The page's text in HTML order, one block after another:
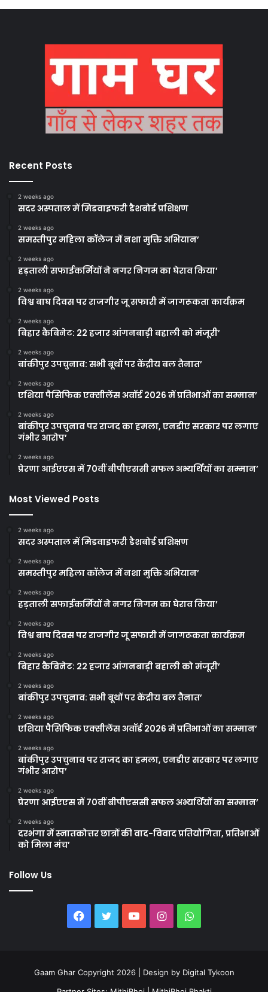
Recent Posts
2 weeks ago
सदर अस्पताल में मिडवाइफरी डैशबोर्ड प्रशिक्षण
2 weeks ago
समस्तीपुर महिला कॉलेज में नशा मुक्ति अभियान’
2 weeks ago
हड़ताली सफाईकर्मियों ने नगर निगम का घेराव किया’
2 weeks ago
विश्व बाघ दिवस पर राजगीर जू सफारी में जागरूकता कार्यक्रम
2 weeks ago
बिहार कैबिनेट: 22 हजार आंगनबाड़ी बहाली को मंजूरी’
2 weeks ago
बांकीपुर उपचुनाव: सभी बूथों पर केंद्रीय बल तैनात’
2 weeks ago
एशिया पैसिफिक एक्सीलेंस अवॉर्ड 2026 में प्रतिभाओं का सम्मान’
2 weeks ago
बांकीपुर उपचुनाव पर राजद का हमला, एनडीए सरकार पर लगाए
गंभीर आरोप’
2 weeks ago
प्रेरणा आईएएस में 70वीं बीपीएससी सफल अभ्यर्थियों का सम्मान’
Most Viewed Posts
2 weeks ago
सदर अस्पताल में मिडवाइफरी डैशबोर्ड प्रशिक्षण
2 weeks ago
समस्तीपुर महिला कॉलेज में नशा मुक्ति अभियान’
2 weeks ago
हड़ताली सफाईकर्मियों ने नगर निगम का घेराव किया’
2 weeks ago
विश्व बाघ दिवस पर राजगीर जू सफारी में जागरूकता कार्यक्रम
2 weeks ago
बिहार कैबिनेट: 22 हजार आंगनबाड़ी बहाली को मंजूरी’
2 weeks ago
बांकीपुर उपचुनाव: सभी बूथों पर केंद्रीय बल तैनात’
2 weeks ago
एशिया पैसिफिक एक्सीलेंस अवॉर्ड 2026 में प्रतिभाओं का सम्मान’
2 weeks ago
बांकीपुर उपचुनाव पर राजद का हमला, एनडीए सरकार पर लगाए
गंभीर आरोप’
2 weeks ago
प्रेरणा आईएएस में 70वीं बीपीएससी सफल अभ्यर्थियों का सम्मान’
2 weeks ago
दरभंगा में स्नातकोत्तर छात्रों की वाद-विवाद प्रतियोगिता, प्रतिभाओं
को मिला मंच’
Follow Us
Facebook
TwitterYouTubeInstagramWhatsApp
Gaam Ghar Copyright 2026 | Design by Digital Tykoon